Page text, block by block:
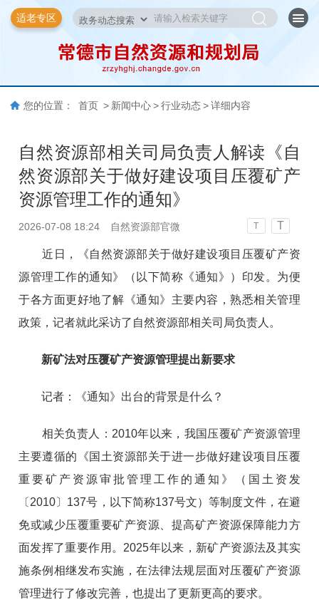
适老专区
您的位置： 首页 > 新闻中心 > 行业动态 > 详细内容
自然资源部相关司局负责人解读《自
然资源部关于做好建设项目压覆矿产
资源管理工作的通知》
2026-07-08 18:24 自然资源部官微 T T
近日，《自然资源部关于做好建设项目压覆矿产资
源管理工作的通知》（以下简称《通知》）印发。为便
于各方面更好地了解《通知》主要内容，熟悉相关管理
政策，记者就此采访了自然资源部相关司局负责人。
新矿法对压覆矿产资源管理提出新要求
记者：《通知》出台的背景是什么？
相关负责人：2010年以来，我国压覆矿产资源管理
主要遵循的《国土资源部关于进一步做好建设项目压覆
重要矿产资源审批管理工作的通知》（国土资发
〔2010〕137号，以下简称137号文）等制度文件，在避
免或减少压覆重要矿产资源、提高矿产资源保障能力方
面发挥了重要作用。2025年以来，新矿产资源法及其实
施条例相继发布实施，在法律法规层面对压覆矿产资源
管理进行了修改完善，也提出了更新更高的要求。